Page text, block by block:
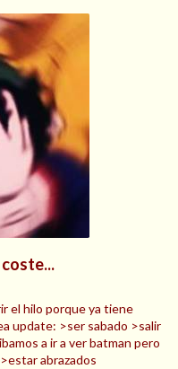
el hilo porque ya tiene
update: >ser sabado >salir
a ir a ver batman pero
abrazados